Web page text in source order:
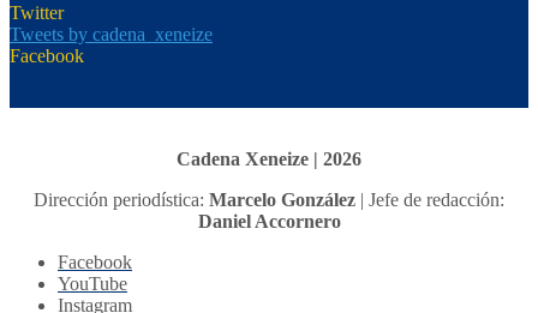
Twitter
Tweets by cadena_xeneize
Facebook
Cadena Xeneize | 2026
Dirección periodística: Marcelo González | Jefe de redacción:
Daniel Accornero
Facebook
YouTube
Instagram